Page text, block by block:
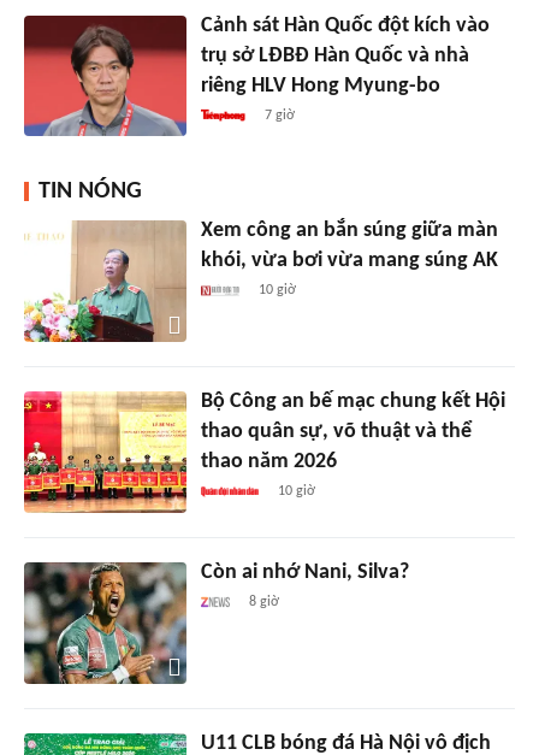
Cảnh sát Hàn Quốc đột kích vào
trụ sở LĐBĐ Hàn Quốc và nhà
riêng HLV Hong Myung-bo
7 giờ
TIN NÓNG
Xem công an bắn súng giữa màn
khói, vừa bơi vừa mang súng AK
10 giờ
Bộ Công an bế mạc chung kết Hội
thao quân sự, võ thuật và thể
thao năm 2026
10 giờ
Còn ai nhớ Nani, Silva?
8 giờ
U11 CLB bóng đá Hà Nội vô địch